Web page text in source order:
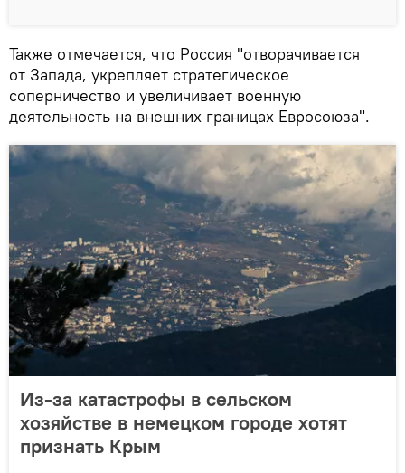
Также отмечается, что Россия "отворачивается
от Запада, укрепляет стратегическое
соперничество и увеличивает военную
деятельность на внешних границах Евросоюза".
Из-за катастрофы в сельском
хозяйстве в немецком городе хотят
признать Крым